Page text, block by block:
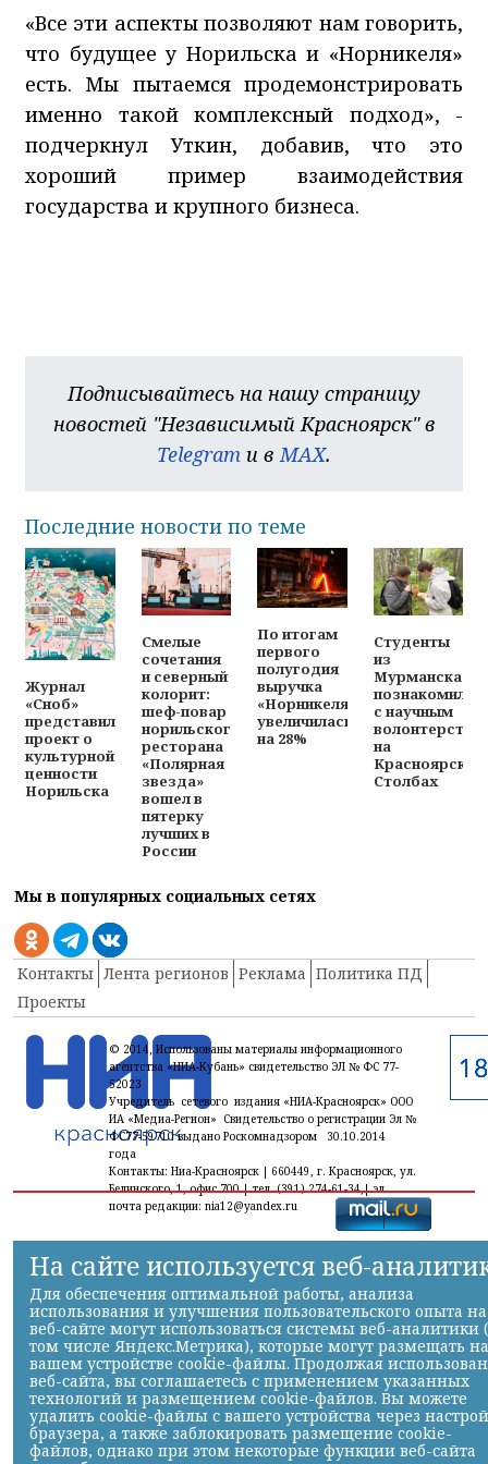
«Все эти аспекты позволяют нам говорить,
что будущее у Норильска и «Норникеля»
есть. Мы пытаемся продемонстрировать
именно такой комплексный подход», -
подчеркнул Уткин, добавив, что это
хороший пример взаимодействия
государства и крупного бизнеса.
Подписывайтесь на нашу страницу
новостей "Независимый Красноярск" в
Telegram и вMAX.
Последние новости по теме
Журнал
«Сноб»
представил
проект о
культурной
ценности
Норильска
Смелые
сочетания
и северный
колорит:
шеф-повар
норильского
ресторана
«Полярная
звезда»
вошел в
пятерку
лучших в
России
По итогам
первого
полугодия
выручка
«Норникеля»
увеличилась
на 28%
Студенты
из
Мурманска
с научным
на
Красноярских
Столбах
Мы в популярных социальных сетях
Контакты Лента регионов Реклама Политика ПД
Проекты
© 2014, Использованы материалы информационного
агентства «НИА-Кубань» свидетельство ЭЛ № ФС 77-
52023
Учредитель сетевого издания «НИА-Красноярск» ООО
ИА «Медиа-Регион» Свидетельство о регистрации Эл №
ФС77-59710 выдано Роскомнадзором 30.10.2014
года
Контакты: Ниа-Красноярск | 660449, г. Красноярск, ул.
Белинского, 1, офис 700 | тел. (391) 274-61-34,| эл.
почта редакции: nia12@yandex.ru
На сайте используется веб-
Для обеспечения оптимальной работы, анализа
использования и улучшения пользовательского опыта на
веб-сайте могут использоваться системы веб-аналитики
том числе Яндекс.Метрика), которые могут размещать на
вашем устройстве cookie-файлы. Продолжая
веб-сайта, вы соглашаетесь с применением указанных
технологий и размещением cookie-файлов. Вы можете
удалить cookie-файлы с вашего устройства через
браузера, а также заблокировать размещение cookie-
файлов, однако при этом некоторые функции веб-сайта